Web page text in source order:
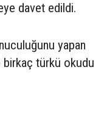
davet edildi.
yapan
birkaç türkü okudu